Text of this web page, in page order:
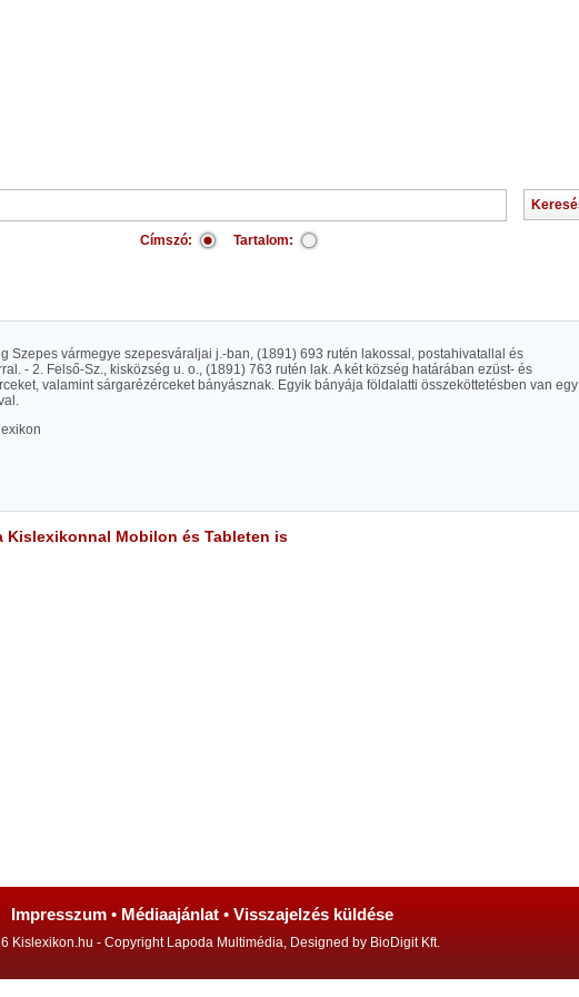
Címszó: Tartalom:
Szepes vármegye szepesváraljai j.-ban, (1891) 693 rutén lakossal, postahivatallal és
- 2. Felső-Sz., kisközség u. o., (1891) 763 rutén lak. A két község határában ezüst- és
valamint sárgarézérceket bányásznak. Egyik bányája földalatti összeköttetésben van egy
Kislexikonnal Mobilon és Tableten is
Impresszum • Médiaajánlat • Visszajelzés küldése
Kislexikon.hu - Copyright Lapoda Multimédia, Designed by BioDigit Kft.